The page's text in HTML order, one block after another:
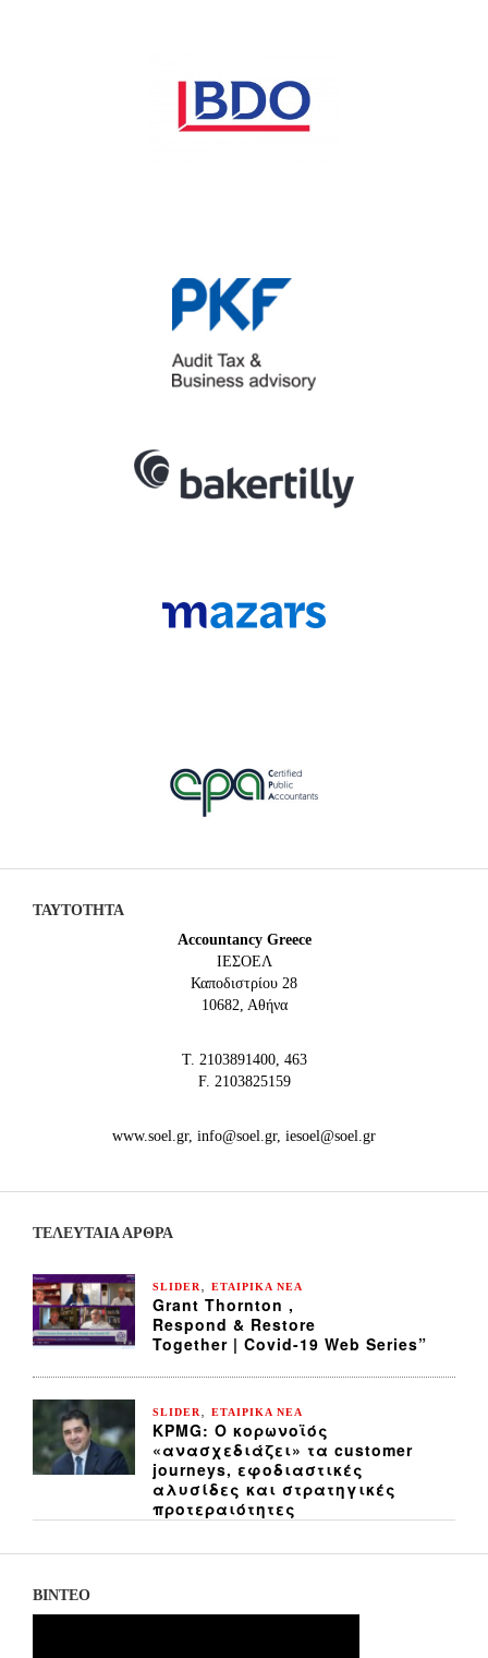
ΤΑΥΤΟΤΗΤΑ
Accountancy Greece
IEΣΟΕΛ
Καποδιστρίου 28
10682, Αθήνα
Τ. 2103891400, 463
F. 2103825159
www.soel.gr, info@soel.gr, iesoel@soel.gr
ΤΕΛΕΥΤΑΙΑ ΆΡΘΡΑ
SLIDER ΕΤΑΙΡΙΚΑ ΝΕΑ
Grant Thornton ,
Respond & Restore
Together | Covid-19 Web Series”
SLIDER ΕΤΑΙΡΙΚΑ ΝΕΑ
KPMG: Ο κορωνοϊός
«ανασχεδιάζει» τα customer
journeys, εφοδιαστικές
αλυσίδες και στρατηγικές
προτεραιότητες
ΒΙΝΤΕΟ